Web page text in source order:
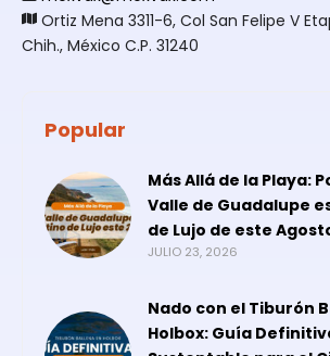
Ortiz Mena 3311-6, Col San Felipe V
Chih., México C.P. 31240
Popular
Más Allá de la Playa:
Valle de Guadalupe
de Lujo de este
JULIO 23, 2026
Nado con el Tiburón
Holbox: Guía